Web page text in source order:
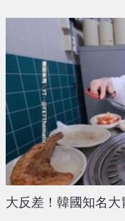
大反差！韓國知名